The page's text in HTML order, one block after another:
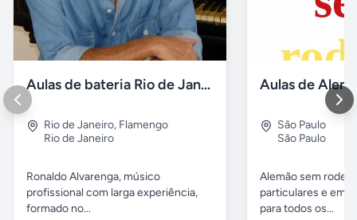
Aulas de bateria Rio de Janeiro
Rio de Janeiro, Flamengo
Rio de Janeiro
Ronaldo Alvarenga, músico
profissional com larga experiência,
formado no...
São Paulo
São Paulo
Alemão sem
particulares e em
para todos os...